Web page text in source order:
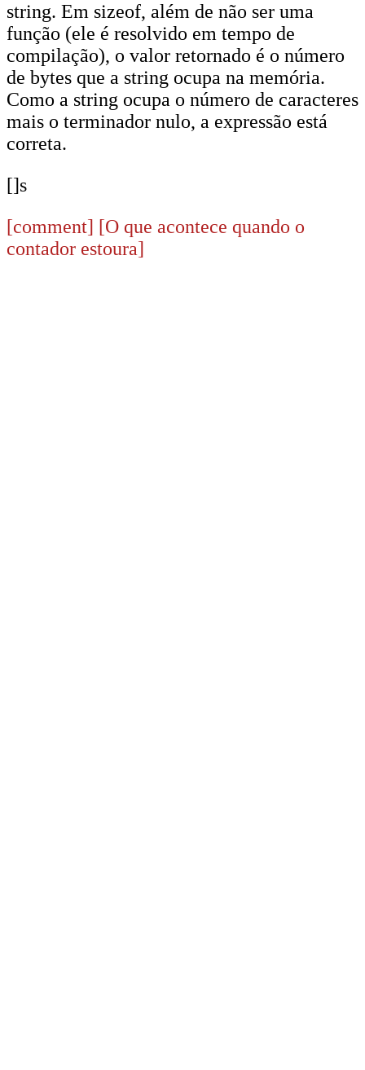
string. Em sizeof, além de não ser uma
função (ele é resolvido em tempo de
compilação), o valor retornado é o número
de bytes que a string ocupa na memória.
Como a string ocupa o número de caracteres
mais o terminador nulo, a expressão está
correta.
[]s
[comment] [O que acontece quando o
contador estoura]